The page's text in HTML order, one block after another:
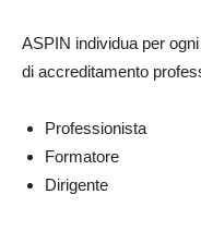
ASPIN individua per
di accreditamento
Professionista
Formatore
Dirigente